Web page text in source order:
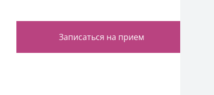
Записаться на прием